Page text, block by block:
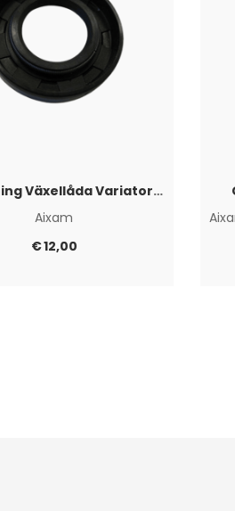
Axeltätning Växellåda Variatorsida Aixam
Aixam
€12,00